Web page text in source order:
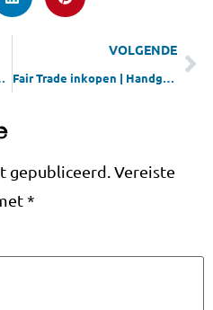
blog……
VOLGENDE
Fair Trade inkopen | Handgemaakte producten van de groothandel
gepubliceerd. Vereiste
*